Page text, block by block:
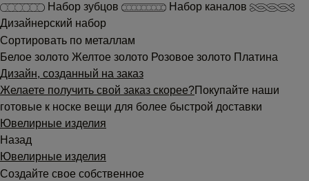
Набор зубцов
Набор каналов
Дизайнерский набор
Сортировать по металлам
Белое золото Желтое золото Розовое золото Платина
Дизайн, созданный на заказ
Желаете получить свой заказ скорее?Покупайте наши
готовые к носке вещи для более быстрой доставки
Ювелирные изделия
Назад
Ювелирные изделия
Создайте свое собственное